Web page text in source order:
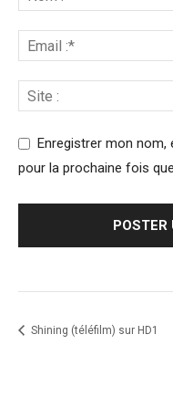
Enregistrer mon nom,
pour la prochaine fois
Shining (téléfilm) sur HD1